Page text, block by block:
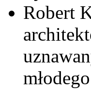
Robert